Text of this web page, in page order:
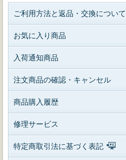
ご利用方法と返品・交換について
お気に入り商品
入荷通知商品
注文商品の確認・キャンセル
商品購入履歴
修理サービス
特定商取引法に基づく表記